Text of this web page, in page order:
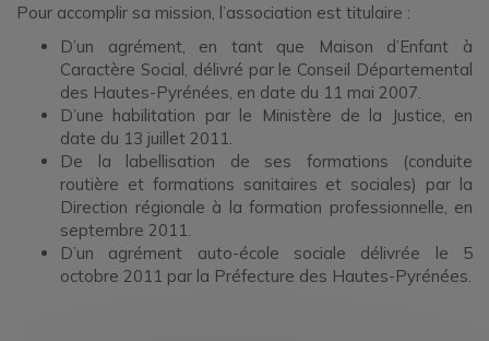
Pour accomplir sa mission, l’association est titulaire :
D’un agrément, en tant que Maison d’Enfant à
Caractère Social, délivré par le Conseil Départemental
des Hautes-Pyrénées, en date du 11 mai 2007.
D’une habilitation par le Ministère de la Justice, en
date du 13 juillet 2011.
De la labellisation de ses formations (conduite
routière et formations sanitaires et sociales) par la
Direction régionale à la formation professionnelle, en
septembre 2011.
D’un agrément auto-école sociale délivrée le 5
octobre 2011 par la Préfecture des Hautes-Pyrénées.